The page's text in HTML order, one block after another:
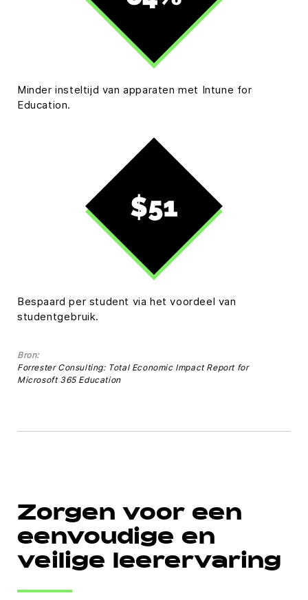
Minder insteltijd van apparaten met Intune for
Education.
Bespaard per student via het voordeel van
studentgebruik.
Bron:
Forrester Consulting: Total Economic Impact Report for
Microsoft 365 Education
Zorgen voor een
eenvoudige en
veilige leerervaring